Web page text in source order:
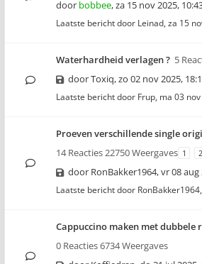
door bobbee,za 15 nov 2025,
Laatste bericht door Leinad, za 15
Waterhardheid verlagen ? 5
doorToxiq,zo 02 nov 2025,
Laatste bericht door Frup, ma 03
Proeven verschillende single
14 Reacties 22750 Weergaves 1 2
door RonBakker1964,vr 08 aug
Laatste bericht door RonBakker1964,
Cappuccino maken met dubbele
0 Reacties 6734 Weergaves